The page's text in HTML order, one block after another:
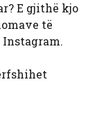
E gjithë kjo
të
Instagram.